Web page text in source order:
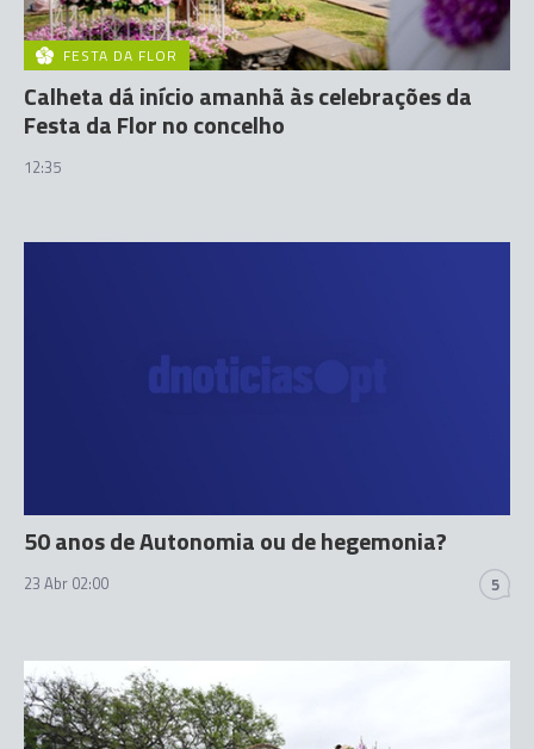
FESTA DA FLOR
Calheta dá início amanhã às celebrações da
Festa da Flor no concelho
12:35
50 anos de Autonomia ou de hegemonia?
23 Abr 02:00 5